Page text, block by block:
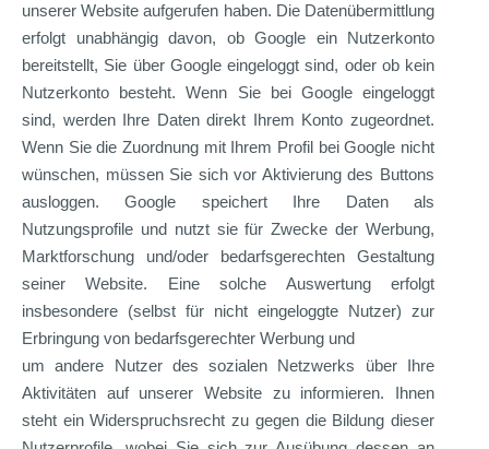
unserer Website aufgerufen haben. Die Datenübermittlung
erfolgt unabhängig davon, ob Google ein Nutzerkonto
bereitstellt, Sie über Google eingeloggt sind, oder ob kein
Nutzerkonto besteht. Wenn Sie bei Google eingeloggt
sind, werden Ihre Daten direkt Ihrem Konto zugeordnet.
Wenn Sie die Zuordnung mit Ihrem Profil bei Google nicht
wünschen, müssen Sie sich vor Aktivierung des Buttons
ausloggen. Google speichert Ihre Daten als
Nutzungsprofile und nutzt sie für Zwecke der Werbung,
Marktforschung und/oder bedarfsgerechten Gestaltung
seiner Website. Eine solche Auswertung erfolgt
insbesondere (selbst für nicht eingeloggte Nutzer) zur
Erbringung von bedarfsgerechter Werbung und
um andere Nutzer des sozialen Netzwerks über Ihre
Aktivitäten auf unserer Website zu informieren. Ihnen
steht ein Widerspruchsrecht zu gegen die Bildung dieser